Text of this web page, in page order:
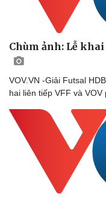
Sức khỏe
Dinh dưỡng - món ngon
Cây thuốc
Sản phụ khoa
Chùm ảnh: Lễ
VOV.VN -Giải Futsal
hai liên tiếp VFF và VOV